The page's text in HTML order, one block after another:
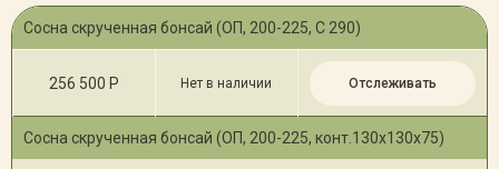
Сосна скрученная бонсай (ОП, 200-225, С 290)
256 500 Р Нет в наличии Отслеживать
Сосна скрученная бонсай (ОП, 200-225, конт.130х130х75)